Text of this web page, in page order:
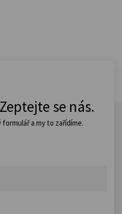
se nás.
a my to zařídíme.